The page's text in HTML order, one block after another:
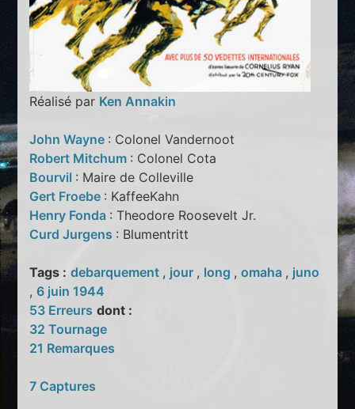
Réalisé par Ken Annakin
John Wayne : Colonel Vandernoot
Robert Mitchum : Colonel Cota
Bourvil : Maire de Colleville
Gert Froebe : KaffeeKahn
Henry Fonda : Theodore Roosevelt Jr.
Curd Jurgens : Blumentritt
Tags : debarquement , jour , long ,omaha , juno
,6 juin 1944
53 Erreurs dont :
32 Tournage
21 Remarques
7 Captures